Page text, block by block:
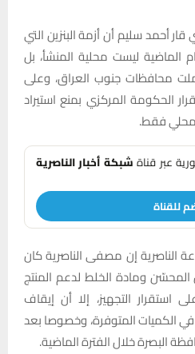
سليم أن أزمة البنزين التي
الماضية ليست محلية المنشأ، بل
محافظات جنوب العراق، وعلى
الحكومة المركزي بمنع استيراد
فقط.
عبر قناةشبكة أخبار الناصرية
للقناة
الناصرية إن مصفى الناصرية كان
المحسّن ومادة الخلط لدعم المنتج
استقرار التجهيز، إلا أن إيقاف
الكميات المتوفرة، وخصوصا بعد
البصرة خلال الفترة الماضية.